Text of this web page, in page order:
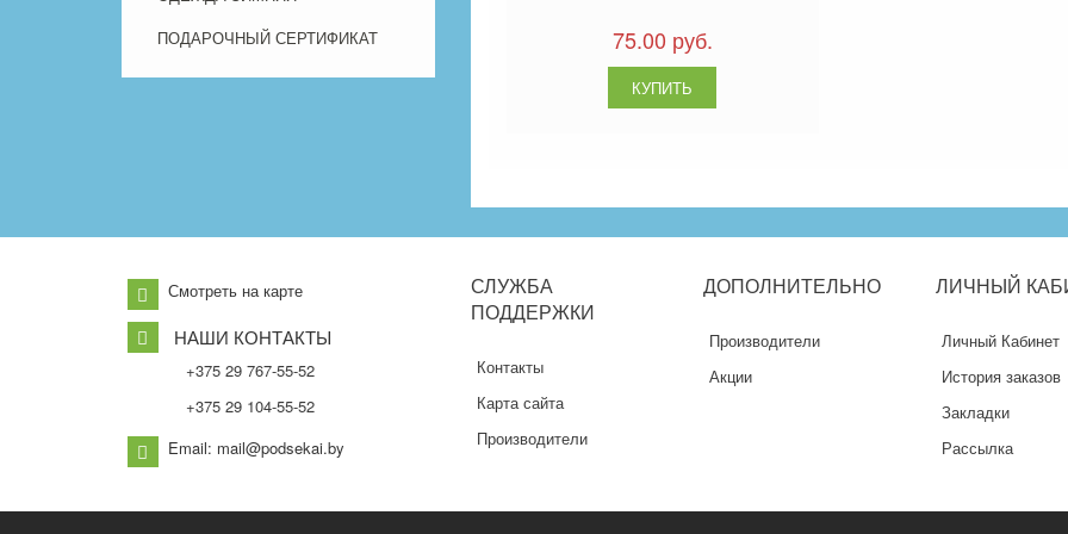
ПОДАРОЧНЫЙ СЕРТИФИКАТ
75.00 руб.
Смотреть на карте
НАШИ КОНТАКТЫ
+375 29 767-55-52
+375 29 104-55-52
Email: mail@podsekai.by
СЛУЖБА
ПОДДЕРЖКИ
Контакты
Карта сайта
Производители
ДОПОЛНИТЕЛЬНО
Производители
Акции
ЛИЧНЫЙ
Личный Кабинет
История заказов
Закладки
Рассылка